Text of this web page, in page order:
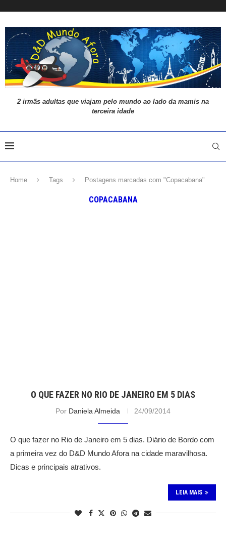
2 irmãs adultas que viajam pelo mundo ao lado da mamis na
terceira idade
Home Tags Postagens marcadas com "Copacabana"
COPACABANA
O QUE FAZER NO RIO DE JANEIRO EM 5 DIAS
Por Daniela Almeida 24/09/2014
O que fazer no Rio de Janeiro em 5 dias. Diário de Bordo com
a primeira vez do D&D Mundo Afora na cidade maravilhosa.
Dicas e principais atrativos.
LEIA MAIS